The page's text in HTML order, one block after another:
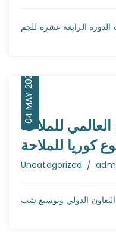
04 MAY 2026
للملاحة
كوريا للملاحة
Uncategorized